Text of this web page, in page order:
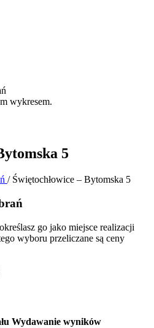
wykresem.
5
/ Świętochłowice – Bytomska 5
go jako miejsce realizacji
wyboru przeliczane są ceny
Wydawanie wyników